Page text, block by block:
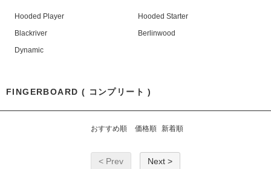
Hooded Player
Hooded Starter
Blackriver
Berlinwood
Dynamic
FINGERBOARD ( コンプリート )
おすすめ順 価格順 新着順
< Prev Next >